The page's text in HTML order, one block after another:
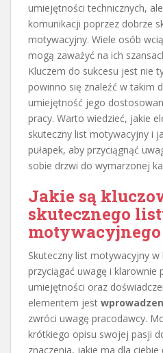
umiejętności technicznych,
komunikacji poprzez dobrze
motywacyjny. Wiele osób
mogą zaważyć na ich
Kluczem do sukcesu jest nie
powinno się znaleźć w takim
umiejętność jego
pracy. Warto wiedzieć, jakie
skuteczny list motywacyjny i
pułapek, aby przyciągnąć
sobie drzwi do wymarzonej
Jakie są
skutecznego
Skuteczny list motywacyjny
przyciągać uwagę i klarownie
umiejętności oraz
elementem jest
zwróci uwagę pracodawcy.
krótkiego opisu swojej pasji
znaczenia, jakie ma dla ciebie